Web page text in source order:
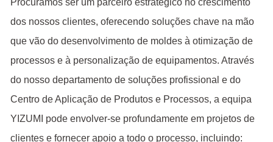
Procuramos ser um parceiro estratégico no crescimento
dos nossos clientes, oferecendo soluções chave na mão
que vão do desenvolvimento de moldes à otimização de
processos e à personalização de equipamentos. Através
do nosso departamento de soluções profissional e do
Centro de Aplicação de Produtos e Processos, a equipa
YIZUMI pode envolver-se profundamente em projetos de
clientes e fornecer apoio a todo o processo, incluindo: